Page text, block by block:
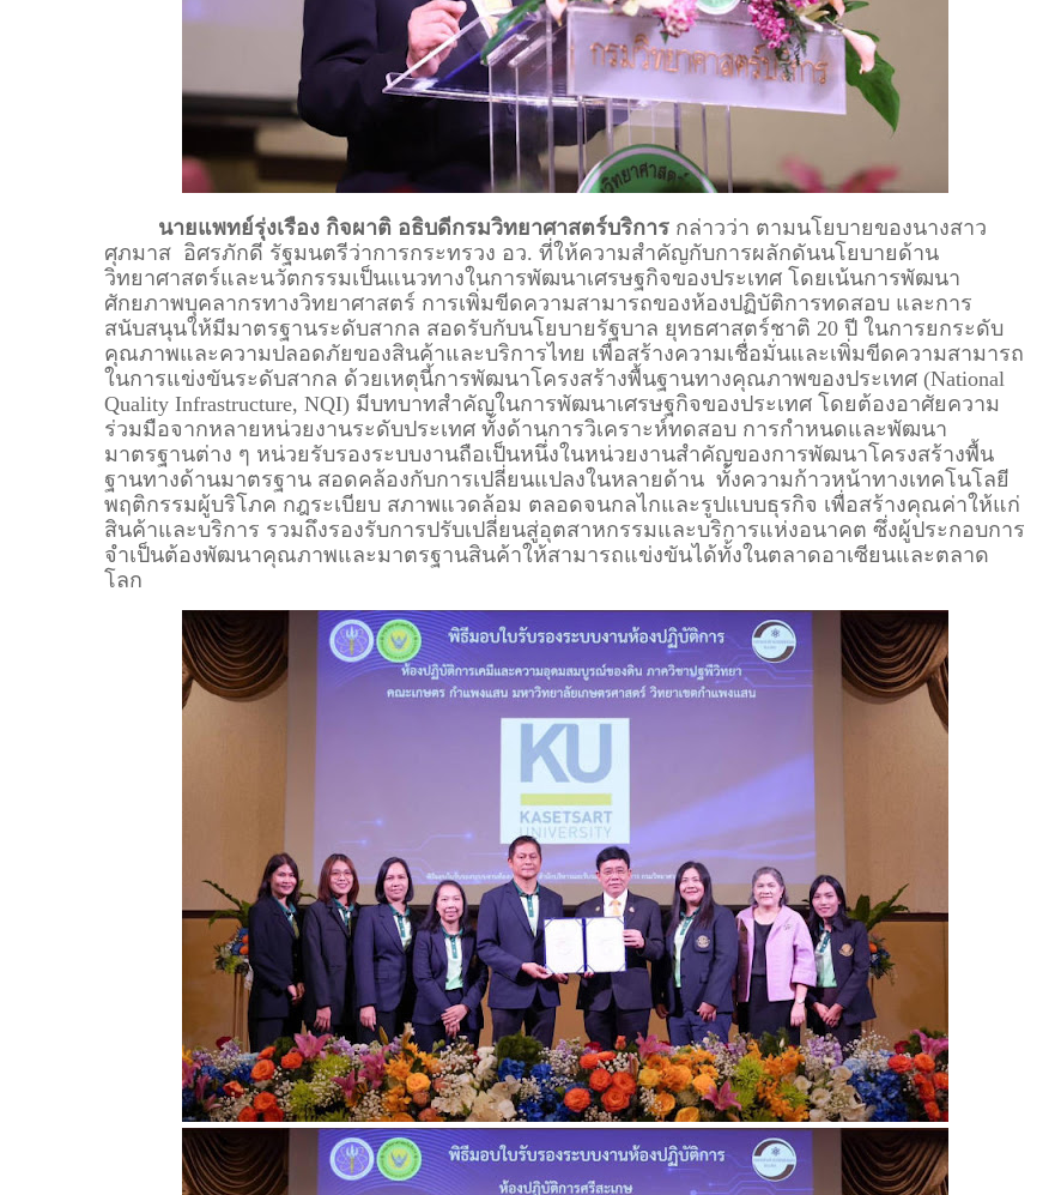
นายแพทย์รุ่งเรือง กิจผาติ อธิบดีกรมวิทยาศาสตร์บริการ กล่าวว่า ตามนโยบายของนางสาว
ศุภมาส อิศรภักดี รัฐมนตรีว่าการกระทรวง อว. ที่ให้ความสำคัญกับการผลักดันนโยบายด้าน
วิทยาศาสตร์และนวัตกรรมเป็นแนวทางในการพัฒนาเศรษฐกิจของประเทศ โดยเน้นการพัฒนา
ศักยภาพบุคลากรทางวิทยาศาสตร์ การเพิ่มขีดความสามารถของห้องปฏิบัติการทดสอบ และการ
สนับสนุนให้มีมาตรฐานระดับสากล สอดรับกับนโยบายรัฐบาล ยุทธศาสตร์ชาติ 20 ปี ในการยกระดับ
คุณภาพและความปลอดภัยของสินค้าและบริการไทย เพื่อสร้างความเชื่อมั่นและเพิ่มขีดความสามารถ
ในการแข่งขันระดับสากล ด้วยเหตุนี้การพัฒนาโครงสร้างพื้นฐานทางคุณภาพของประเทศ (National
Quality Infrastructure, NQI) มีบทบาทสำคัญในการพัฒนาเศรษฐกิจของประเทศ โดยต้องอาศัยความ
ร่วมมือจากหลายหน่วยงานระดับประเทศ ทั้งด้านการวิเคราะห์ทดสอบ การกำหนดและพัฒนา
มาตรฐานต่าง ๆ หน่วยรับรองระบบงานถือเป็นหนึ่งในหน่วยงานสำคัญของการพัฒนาโครงสร้างพื้น
ฐานทางด้านมาตรฐาน สอดคล้องกับการเปลี่ยนแปลงในหลายด้าน ทั้งความก้าวหน้าทางเทคโนโลยี
พฤติกรรมผู้บริโภค กฎระเบียบ สภาพแวดล้อม ตลอดจนกลไกและรูปแบบธุรกิจ เพื่อสร้างคุณค่าให้แก่
สินค้าและบริการ รวมถึงรองรับการปรับเปลี่ยนสู่อุตสาหกรรมและบริการแห่งอนาคต ซึ่งผู้ประกอบการ
จำเป็นต้องพัฒนาคุณภาพและมาตรฐานสินค้าให้สามารถแข่งขันได้ทั้งในตลาดอาเซียนและตลาด
โลก